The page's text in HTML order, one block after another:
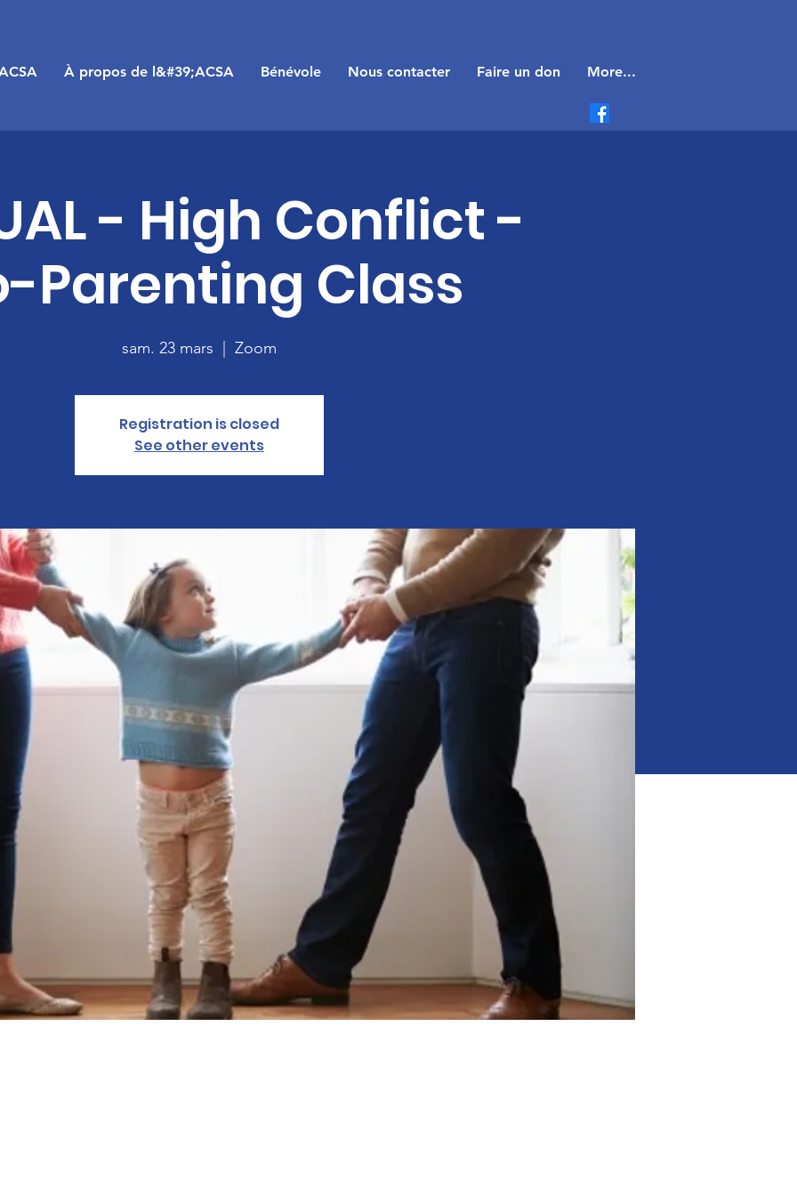
À propos de l&#39;ACSA Bénévole Nous contacter Faire un don More...
- High Conflict -
Parenting Class
sam. 23 mars Zoom
Registration is closed
See other events